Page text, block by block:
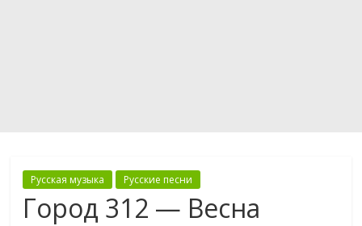
Русская музыка Русские песни
Город 312 — Весна